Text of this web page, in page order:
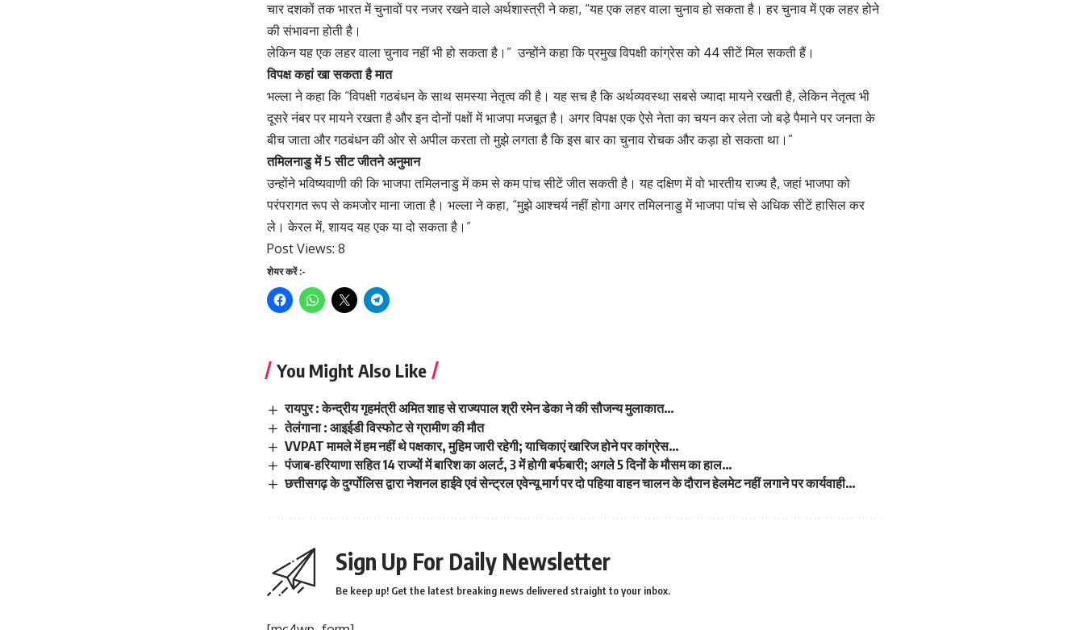
चार दशकों तक भारत में चुनावों पर नजर रखने वाले अर्थशास्त्री ने कहा, “यह एक लहर वाला चुनाव हो सकता है। हर चुनाव में एक लहर होने
की संभावना होती है।
लेकिन यह एक लहर वाला चुनाव नहीं भी हो सकता है।” उन्होंने कहा कि प्रमुख विपक्षी कांग्रेस को 44 सीटें मिल सकती हैं।
विपक्ष कहां खा सकता है मात
भल्ला ने कहा कि “विपक्षी गठबंधन के साथ समस्या नेतृत्व की है। यह सच है कि अर्थव्यवस्था सबसे ज्यादा मायने रखती है, लेकिन नेतृत्व भी
दूसरे नंबर पर मायने रखता है और इन दोनों पक्षों में भाजपा मजबूत है। अगर विपक्ष एक ऐसे नेता का चयन कर लेता जो बड़े पैमाने पर जनता के
बीच जाता और गठबंधन की ओर से अपील करता तो मुझे लगता है कि इस बार का चुनाव रोचक और कड़ा हो सकता था।”
तमिलनाडु में 5 सीट जीतने अनुमान
उन्होंने भविष्यवाणी की कि भाजपा तमिलनाडु में कम से कम पांच सीटें जीत सकती है। यह दक्षिण में वो भारतीय राज्य है, जहां भाजपा को
परंपरागत रूप से कमजोर माना जाता है। भल्ला ने कहा, “मुझे आश्चर्य नहीं होगा अगर तमिलनाडु में भाजपा पांच से अधिक सीटें हासिल कर
ले। केरल में, शायद यह एक या दो सकता है।”
Post Views: 8
शेयर करें :-
You Might Also Like
रायपुर : केन्द्रीय गृहमंत्री अमित शाह से राज्यपाल श्री रमेन डेका ने की सौजन्य मुलाकात…
तेलंगाना : आइईडी विस्फोट से ग्रामीण की मौत
VVPAT मामले में हम नहीं थे पक्षकार, मुहिम जारी रहेगी; याचिकाएं खारिज होने पर कांग्रेस…
पंजाब-हरियाणा सहित 14 राज्यों में बारिश का अलर्ट, 3 में होगी बर्फबारी; अगले 5 दिनों के मौसम का हाल…
छत्तीसगढ़ के दुर्ग्पोलिस द्वारा नेशनल हाईवे एवं सेन्ट्रल एवेन्यू मार्ग पर दो पहिया वाहन चालन के दौरान हेलमेट नहीं लगाने पर कार्यवाही…
Sign Up For Daily Newsletter
Be keep up! Get the latest breaking news delivered straight to your inbox.